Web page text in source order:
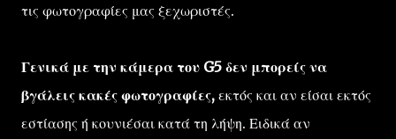
τις φωτογραφίες μας ξεχωριστές.
Γενικά με την κάμερα του G5 δεν μπορείς να
βγάλεις κακές φωτογραφίες, εκτός και αν είσαι εκτός
εστίασης ή κουνιέσαι κατά τη λήψη. Ειδικά αν